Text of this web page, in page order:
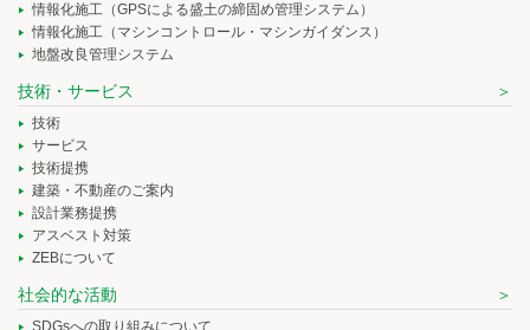
情報化施工（GPSによる盛土の締固め管理システム）
情報化施工（マシンコントロール・マシンガイダンス）
地盤改良管理システム
技術・サービス
技術
サービス
技術提携
建築・不動産のご案内
設計業務提携
アスベスト対策
ZEBについて
社会的な活動